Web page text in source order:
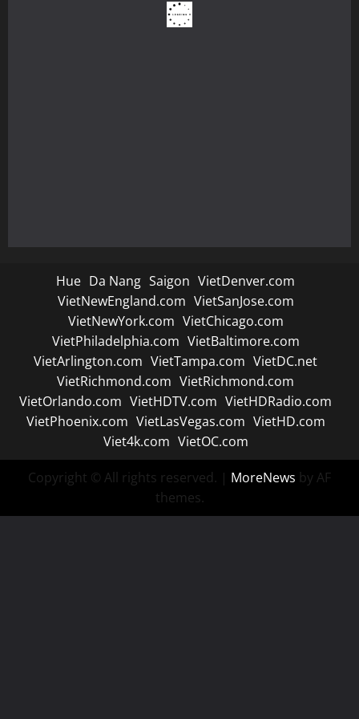
Hue Da Nang Saigon VietDenver.com
VietNewEngland.com VietSanJose.com
VietNewYork.com VietChicago.com
VietPhiladelphia.com VietBaltimore.com
VietArlington.com VietTampa.com VietDC.net
VietRichmond.com VietRichmond.com
VietOrlando.com VietHDTV.com VietHDRadio.com
VietPhoenix.com VietLasVegas.com VietHD.com
Viet4k.com VietOC.com
Copyright © All rights reserved. | MoreNews by AF
themes.